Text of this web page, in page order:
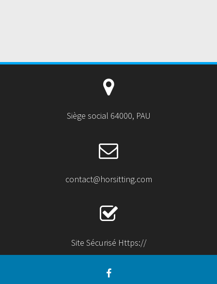
Siège social 64000, PAU
contact@horsitting.com
Site Sécurisé Https://